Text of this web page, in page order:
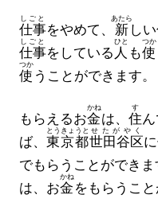
仕事
しごと
をやめて、 新
あたら
しい
仕事
しごと
をしている 人
ひと
も使
つか
使
つか
うことができます。
もらえるお金
かね
は、 住
す
ば、 東京都
とうきょうと
世田谷区
せたがやく
に
でもらうことができま
は、お金
かね
をもらうこと